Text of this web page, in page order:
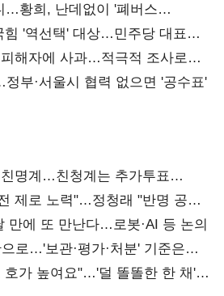
…황희, 난데없이 '폐버스
힘 '역선택' 대상…민주당 대표로
해자에 사과…적극적 조사로
부·서울시 협력 없으면 '공수표'
명계…친청계는 추가투표
제로 노력"…정청래 "반명 공세
만에 또 만난다…로봇·AI 등 논의
로…'보관·평가·처분' 기준은
호가 높여요"…'덜 똘똘한 한 채'